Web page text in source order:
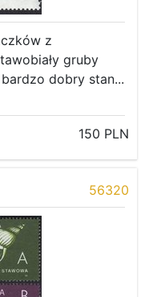
z
gruby
dobry stan...
150 PLN
56320